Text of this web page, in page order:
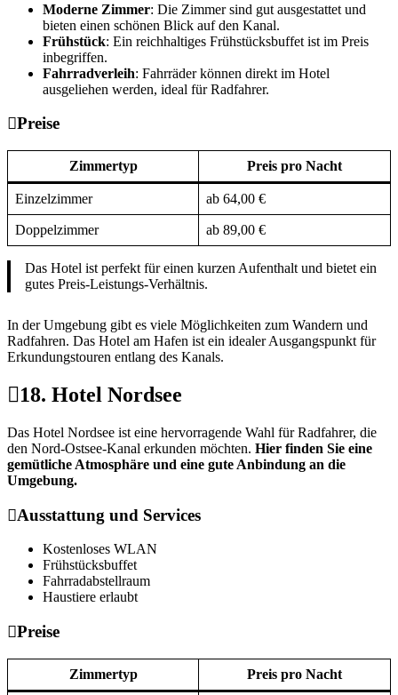
Moderne Zimmer: Die Zimmer sind gut ausgestattet und
bieten einen schönen Blick auf den Kanal.
Frühstück: Ein reichhaltiges Frühstücksbuffet ist im Preis
inbegriffen.
Fahrradverleih: Fahrräder können direkt im Hotel
ausgeliehen werden, ideal für Radfahrer.
Preise
Zimmertyp Preis pro Nacht
Einzelzimmer ab 64,00 €
Doppelzimmer ab 89,00 €
Das Hotel ist perfekt für einen kurzen Aufenthalt und bietet ein
gutes Preis-Leistungs-Verhältnis.
In der Umgebung gibt es viele Möglichkeiten zum Wandern und
Radfahren. Das Hotel am Hafen ist ein idealer Ausgangspunkt für
Erkundungstouren entlang des Kanals.
18. Hotel Nordsee
Das Hotel Nordsee ist eine hervorragende Wahl für Radfahrer, die
den Nord-Ostsee-Kanal erkunden möchten. Hier finden Sie eine
gemütliche Atmosphäre und eine gute Anbindung an die
Umgebung.
Ausstattung und Services
Kostenloses WLAN
Frühstücksbuffet
Fahrradabstellraum
Haustiere erlaubt
Preise
Zimmertyp Preis pro Nacht